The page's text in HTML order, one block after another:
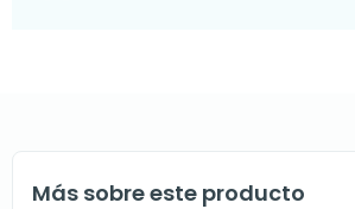
Más sobre este producto